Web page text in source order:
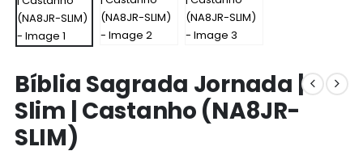
Bíblia Sagrada Jornada |
Slim | Castanho (NA8JR-
SLIM)